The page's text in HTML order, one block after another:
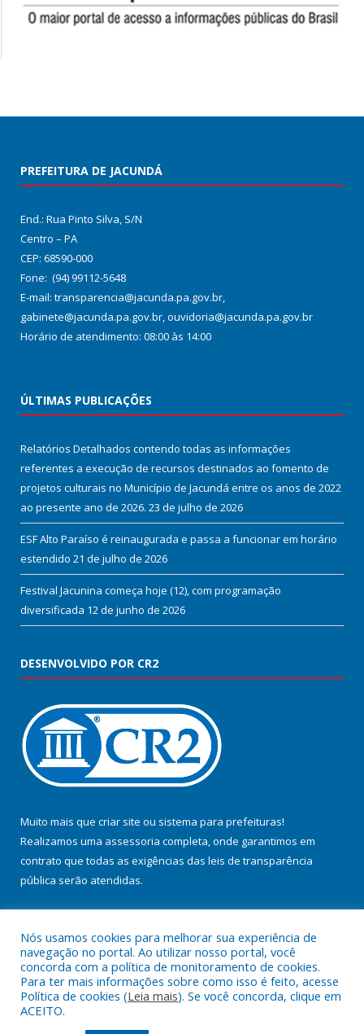
PREFEITURA DE JACUNDÁ
End.: Rua Pinto Silva, S/N
Centro – PA
CEP: 68590-000
Fone: (94) 99112-5648
E-mail: transparencia@jacunda.pa.gov.br,
gabinete@jacunda.pa.gov.br, ouvidoria@jacunda.pa.gov.br
Horário de atendimento: 08:00 às 14:00
ÚLTIMAS PUBLICAÇÕES
Relatórios Detalhados contendo todas as informações
referentes a execução de recursos destinados ao fomento de
projetos culturais no Município de Jacundá entre os anos de 2022
ao presente ano de 2026. 23 de julho de 2026
ESF Alto Paraíso é reinaugurada e passa a funcionar em horário
estendido 21 de julho de 2026
Festival Jacunina começa hoje (12), com programação
diversificada 12 de junho de 2026
DESENVOLVIDO POR CR2
Muito mais que criar site ou sistema para prefeituras!
Realizamos uma assessoria completa, onde garantimos em
contrato que todas as exigências das leis de transparência
pública serão atendidas.
Todos os direitos reservados a Prefeitura Municipal de Jacundá.
Nós usamos cookies para melhorar sua experiência de
navegação no portal. Ao utilizar nosso portal, você
concorda com a política de monitoramento de cookies.
Para ter mais informações sobre como isso é feito, acesse
Política de cookies (Leia mais). Se você concorda, clique em
ACEITO.